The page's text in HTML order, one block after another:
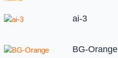
ai-3
BG-Orange